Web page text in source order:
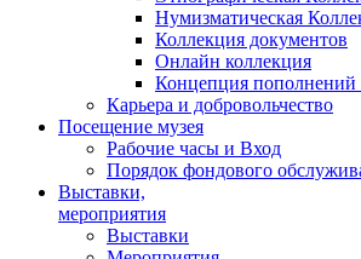
Нумизматическая
Коллекция документов
Онлайн коллекция
Концепция пополнений
Карьера и добровольчество
Посещение музея
Рабочие часы и Вход
Порядок фондового
Выставки,
мероприятия
Выставки